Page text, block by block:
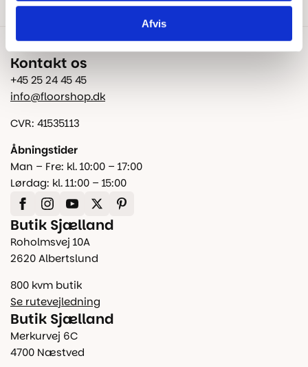
Afvis
Kontakt os
+45 25 24 45 45
info@floorshop.dk
CVR: 41535113
Åbningstider
Man – Fre: kl. 10:00 – 17:00
Lørdag: kl. 11:00 – 15:00
Butik Sjælland
Roholmsvej 10A
2620 Albertslund
800 kvm butik
Se rutevejledning
Butik Sjælland
Merkurvej 6C
4700 Næstved